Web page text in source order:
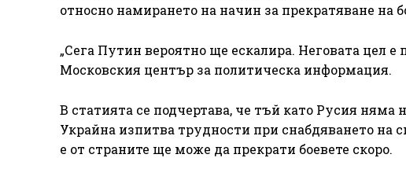
относно намирането на начин за прекратяване на
„Сега Путин вероятно ще ескалира. Неговата цел
Московския център за политическа информация.
В статията се подчертава, че тъй като Русия
Украйна изпитва трудности при снабдяването на
е от страните ще може да прекрати боевете скоро.